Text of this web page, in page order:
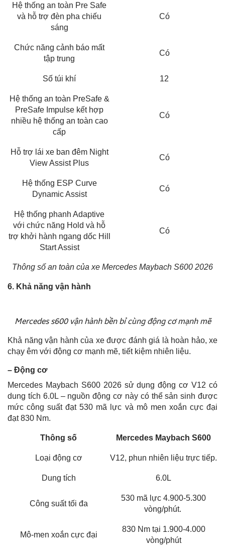
Hệ thống an toàn Pre Safe
và hỗ trợ đèn pha chiếu
sáng
Có
Chức năng cảnh báo mất
tập trung
Có
Số túi khí 12
Hệ thống an toàn PreSafe &
PreSafe Impulse kết hợp
nhiều hệ thống an toàn cao
cấp
Có
Hỗ trợ lái xe ban đêm Night
View Assist Plus
Có
Hệ thống ESP Curve
Dynamic Assist
Có
Hệ thống phanh Adaptive
với chức năng Hold và hỗ
trợ khởi hành ngang dốc Hill
Start Assist
Có
Thông số an toàn của xe Mercedes Maybach S600 2026
6. Khả năng vận hành
Mercedes s600 vận hành bền bỉ cùng động cơ mạnh mẽ
Khả năng vận hành của xe được đánh giá là hoàn hảo, xe
chạy êm với động cơ mạnh mẽ, tiết kiệm nhiên liệu.
– Động cơ
Mercedes Maybach S600 2026 sử dụng động cơ V12 có
dung tích 6.0L – nguồn động cơ này có thể sản sinh được
mức công suất đạt 530 mã lực và mô men xoắn cực đại
đạt 830 Nm.
Thông số Mercedes Maybach S600
Loại động cơ V12, phun nhiên liệu trực tiếp.
Dung tích 6.0L
Công suất tối đa
530 mã lực 4.900-5.300
vòng/phút.
Mô-men xoắn cực đại
830 Nm tại 1.900-4.000
vòng/phút